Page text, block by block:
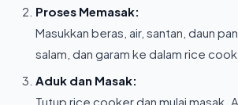
Proses Memasak:
Masukkan beras, air, santan, daun
salam, dan garam ke dalam rice
Aduk dan Masak:
Tutup rice cooker dan mulai masak.